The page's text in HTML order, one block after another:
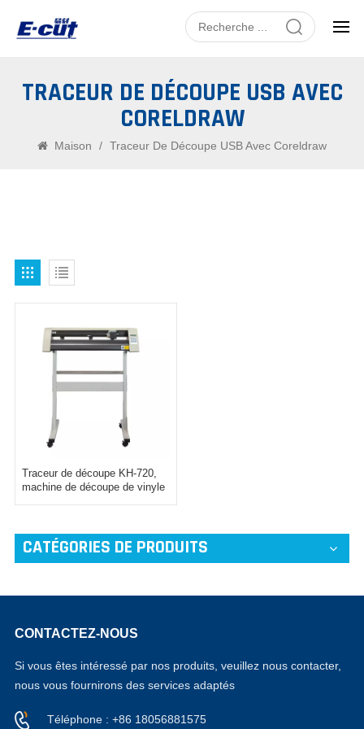
TRACEUR DE DÉCOUPE USB AVEC
CORELDRAW
Maison / Traceur De Découpe USB Avec Coreldraw
Traceur de découpe KH-720,
machine de découpe de vinyle
CATÉGORIES DE PRODUITS
CONTACTEZ-NOUS
Si vous êtes intéressé par nos produits, veuillez nous contacter,
nous vous fournirons des services adaptés
Téléphone : +86 18056881575